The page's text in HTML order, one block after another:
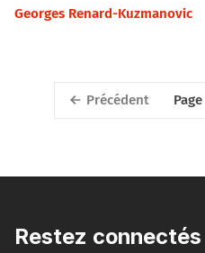
Georges Renard-Kuzmanovic
Précédent
Restez